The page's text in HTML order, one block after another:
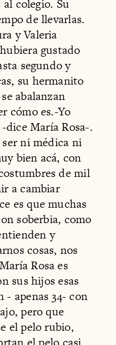
colegio. Su
de llevarlas.
y Valeria
gustado
segundo y
su hermanito
abalanzan
cómo es.-Yo
dice María Rosa-.
ser ni médica ni
bien acá, con
de mil
a cambiar
es que muchas
soberbia, como
y
cosas, nos
Rosa es
sus hijos esas
- apenas 34- con
pero que
el pelo rubio,